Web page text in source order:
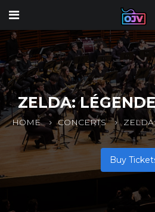
ZELDA:
HOME CONCERTS
Buy